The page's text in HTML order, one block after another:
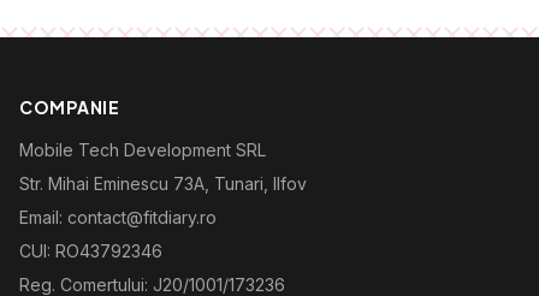
COMPANIE
Mobile Tech Development SRL
Str. Mihai Eminescu 73A, Tunari, Ilfov
Email: contact@fitdiary.ro
CUI: RO43792346
Reg. Comertului: J20/1001/173236